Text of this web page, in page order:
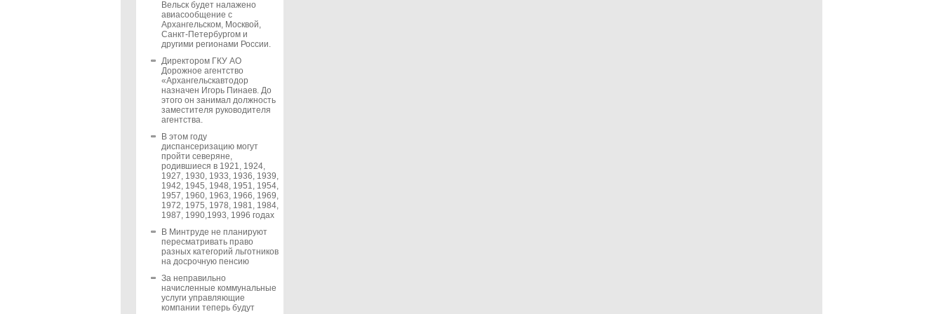
Вельск будет налажено
авиасообщение с
Архангельском, Москвой,
Санкт-Петербургом и
другими регионами России.
Директором ГКУ АО
Дорожное агентство
«Архангельскавтодор
назначен Игорь Пинаев. До
этого он занимал должность
заместителя руководителя
агентства.
В этом году
диспансеризацию могут
пройти северяне,
родившиеся в 1921, 1924,
1927, 1930, 1933, 1936, 1939,
1942, 1945, 1948, 1951, 1954,
1957, 1960, 1963, 1966, 1969,
1972, 1975, 1978, 1981, 1984,
1987, 1990,1993, 1996 годах
В Минтруде не планируют
пересматривать право
разных категорий льготников
на досрочную пенсию
За неправильно
начисленные коммунальные
услуги управляющие
компании теперь будут